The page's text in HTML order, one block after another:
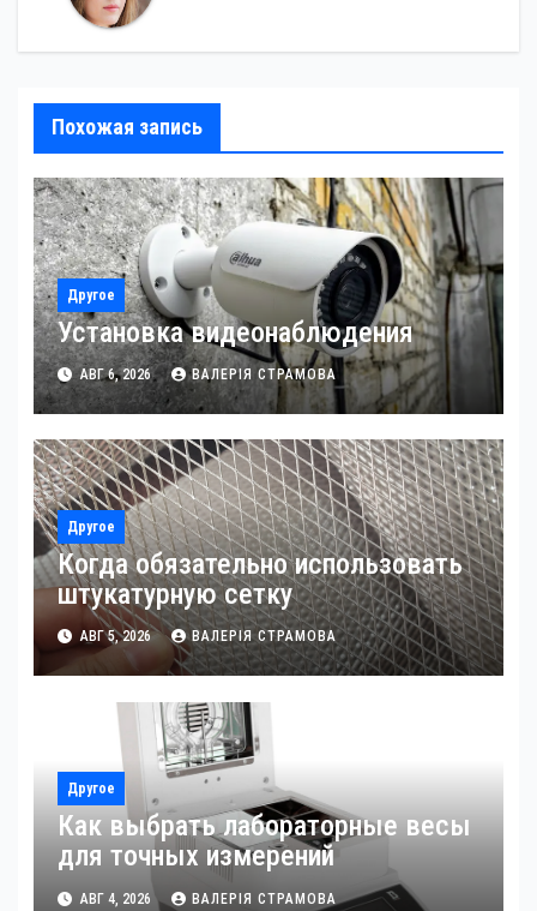
Похожая запись
Другое
Установка видеонаблюдения
АВГ 6, 2026 ВАЛЕРІЯ СТРАМОВА
Другое
Когда обязательно использовать
штукатурную сетку
АВГ 5, 2026 ВАЛЕРІЯ СТРАМОВА
Другое
Как выбрать лабораторные весы
для точных измерений
АВГ 4, 2026 ВАЛЕРІЯ СТРАМОВА